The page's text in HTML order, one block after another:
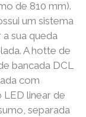
de 810 mm).
um sistema
a sua queda
A hotte de
bancada DCL
com
LED linear de
separada